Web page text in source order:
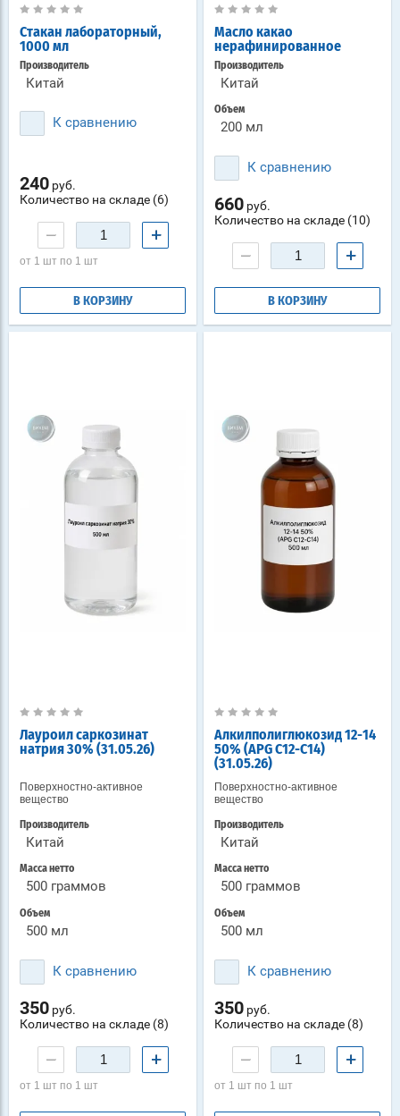
Стакан лабораторный,
1000 мл
Производитель
Китай
К сравнению
240 руб.
Количество на складе (6)
− +
от 1 шт по 1 шт
В КОРЗИНУ
Масло какао
нерафинированное
Производитель
Китай
Объем
200 мл
К сравнению
660 руб.
Количество на складе (10)
− +
В КОРЗИНУ
Лауроил саркозинат
натрия 30% (31.05.26)
Поверхностно-активное
вещество
Производитель
Китай
Масса нетто
500 граммов
Объем
500 мл
К сравнению
350 руб.
Количество на складе (8)
− +
от 1 шт по 1 шт
Алкилполиглюкозид 12-14
50% (APG C12-C14)
(31.05.26)
Поверхностно-активное
вещество
Производитель
Китай
Масса нетто
500 граммов
Объем
500 мл
К сравнению
350 руб.
Количество на складе (8)
− +
от 1 шт по 1 шт